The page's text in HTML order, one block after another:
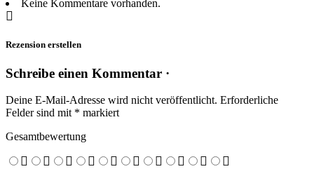
Keine Kommentare vorhanden.
Rezension erstellen
Schreibe einen Kommentar ·
Deine E-Mail-Adresse wird nicht veröffentlicht. Erforderliche
Felder sind mit * markiert
Gesamtbewertung